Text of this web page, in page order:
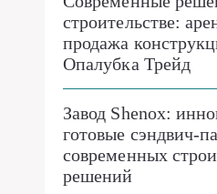
строительстве:
продажа
Опалубка Трейд
Завод Shenox:
готовые сэндвич-
современных
решений